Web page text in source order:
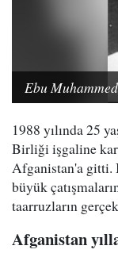
Ebu
1988 yılında 25
Birliği işgaline
Afganistan'a gitti.
büyük
taarruzların
Afganistan